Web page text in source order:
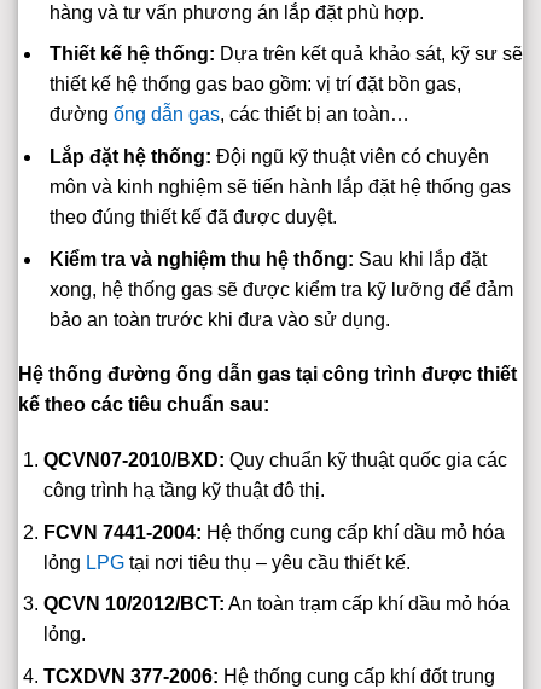
hàng và tư vấn phương án lắp đặt phù hợp.
Thiết kế hệ thống: Dựa trên kết quả khảo sát, kỹ sư sẽ
thiết kế hệ thống gas bao gồm: vị trí đặt bồn gas,
đường ống dẫn gas, các thiết bị an toàn…
Lắp đặt hệ thống: Đội ngũ kỹ thuật viên có chuyên
môn và kinh nghiệm sẽ tiến hành lắp đặt hệ thống gas
theo đúng thiết kế đã được duyệt.
Kiểm tra và nghiệm thu hệ thống: Sau khi lắp đặt
xong, hệ thống gas sẽ được kiểm tra kỹ lưỡng để đảm
bảo an toàn trước khi đưa vào sử dụng.
Hệ thống đường ống dẫn gas tại công trình được thiết
kế theo các tiêu chuẩn sau:
QCVN07-2010/BXD: Quy chuẩn kỹ thuật quốc gia các
công trình hạ tầng kỹ thuật đô thị.
FCVN 7441-2004: Hệ thống cung cấp khí dầu mỏ hóa
lỏng LPGtại nơi tiêu thụ – yêu cầu thiết kế.
QCVN 10/2012/BCT: An toàn trạm cấp khí dầu mỏ hóa
lỏng.
TCXDVN 377-2006: Hệ thống cung cấp khí đốt trung